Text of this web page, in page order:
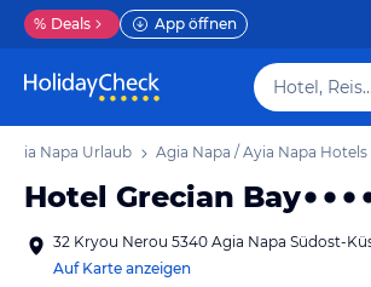
% Deals App öffnen
Hotel,
Ayia Napa Urlaub Agia Napa / Ayia Napa Hotels
Hotel Grecian Bay
32 Kryou Nerou 5340 Agia Napa Südost-
Auf Karte anzeigen